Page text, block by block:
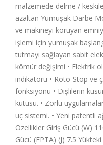
malzemede delme /
azaltan Yumuşak Darbe
ve makineyi koruyan
işlemi için yumuşak
tutmayı sağlayan sabit
kömür değişimi • Elektrik
indikatörü • Roto-Stop ve
fonksiyonu • Dişlilerin
kutusu. • Zorlu
uç sistemi. • Yeni patentli
Özellikler Giriş Gücü (W)
Gücü (EPTA) (J) 7.5